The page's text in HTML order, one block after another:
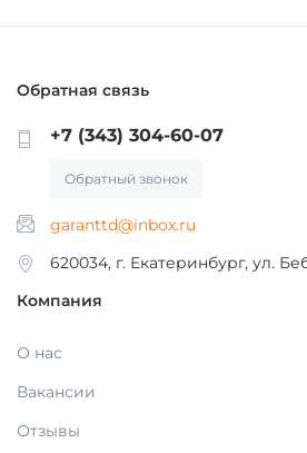
МАТЕРИАЛЫ И
МАТЕРИАЛЫ ДЛЯ ИЗОЛЯЦИИ
МАТЕРИАЛ ДЛЯ
ПРОВОЛОКА, ГИЛЬЗЫ,
Обратная связь
+7 (343) 304-60-07
Обратный звонок
garanttd@inbox.ru
620034, г. Екатеринбург, ул.
Компания
О нас
Вакансии
Отзывы